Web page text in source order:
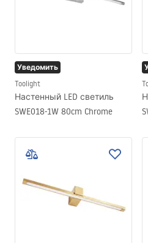
Уведомить
Toolight
Настенный LED светиль
SWE018-1W 80cm Chrome